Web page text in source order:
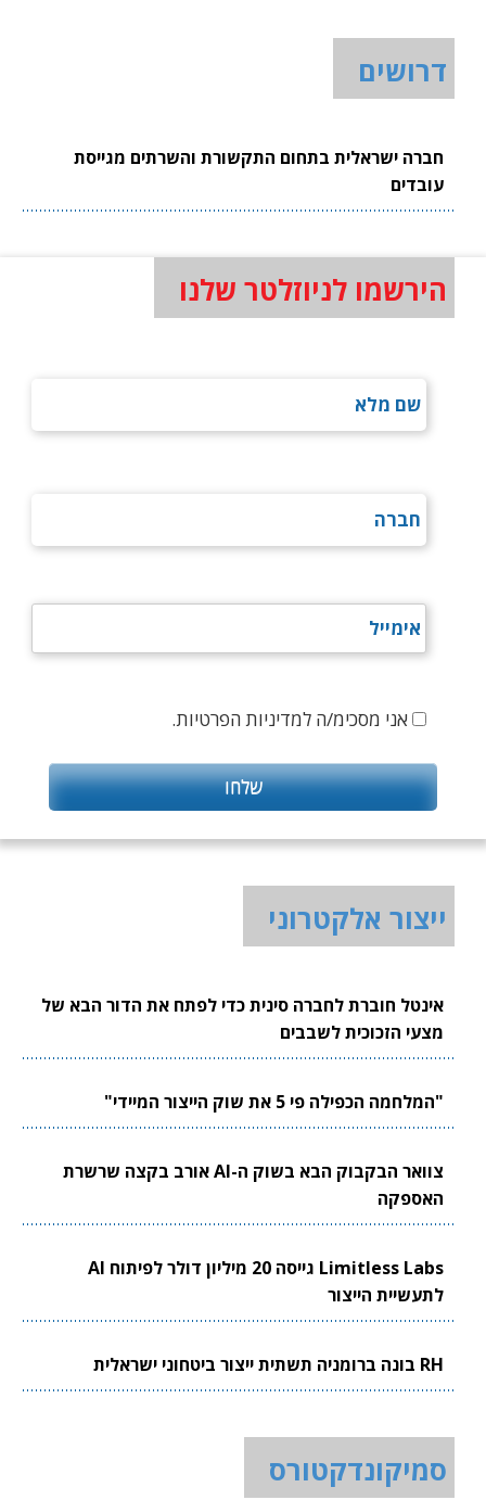
דרושים
חברה ישראלית בתחום התקשורת והשרתים מגייסת
עובדים
הירשמו לניוזלטר שלנו
אני מסכימ/ה למדיניות הפרטיות.
ייצור אלקטרוני
אינטל חוברת לחברה סינית כדי לפתח את הדור הבא של
מצעי הזכוכית לשבבים
"המלחמה הכפילה פי 5 את שוק הייצור המיידי"
צוואר הבקבוק הבא בשוק ה-AI אורב בקצה שרשרת
האספקה
Limitless Labs גייסה 20 מיליון דולר לפיתוח AI
לתעשיית הייצור
RH בונה ברומניה תשתית ייצור ביטחוני ישראלית
סמיקונדקטורס